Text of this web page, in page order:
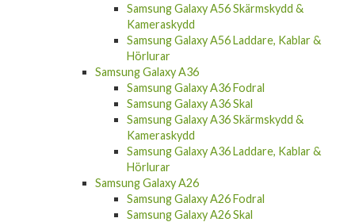
Samsung Galaxy A56 Skärmskydd &
Kameraskydd
Samsung Galaxy A56 Laddare, Kablar &
Hörlurar
Samsung Galaxy A36
Samsung Galaxy A36 Fodral
Samsung Galaxy A36 Skal
Samsung Galaxy A36 Skärmskydd &
Kameraskydd
Samsung Galaxy A36 Laddare, Kablar &
Hörlurar
Samsung Galaxy A26
Samsung Galaxy A26 Fodral
Samsung Galaxy A26 Skal